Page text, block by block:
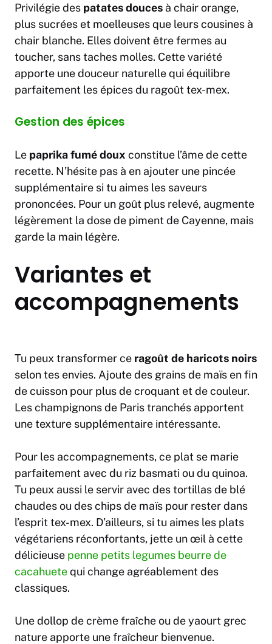
Privilégie des patates douces à chair orange,
plus sucrées et moelleuses que leurs cousines à
chair blanche. Elles doivent être fermes au
toucher, sans taches molles. Cette variété
apporte une douceur naturelle qui équilibre
parfaitement les épices du ragoût tex-mex.
Gestion des épices
Le paprika fumé doux constitue l’âme de cette
recette. N’hésite pas à en ajouter une pincée
supplémentaire si tu aimes les saveurs
prononcées. Pour un goût plus relevé, augmente
légèrement la dose de piment de Cayenne, mais
garde la main légère.
Variantes et
accompagnements
Tu peux transformer ce ragoût de haricots noirs
selon tes envies. Ajoute des grains de maïs en fin
de cuisson pour plus de croquant et de couleur.
Les champignons de Paris tranchés apportent
une texture supplémentaire intéressante.
Pour les accompagnements, ce plat se marie
parfaitement avec du riz basmati ou du quinoa.
Tu peux aussi le servir avec des tortillas de blé
chaudes ou des chips de maïs pour rester dans
l’esprit tex-mex. D’ailleurs, si tu aimes les plats
végétariens réconfortants, jette un œil à cette
délicieuse penne petits legumes beurre de
cacahuetequi change agréablement des
classiques.
Une dollop de crème fraîche ou de yaourt grec
nature apporte une fraîcheur bienvenue.